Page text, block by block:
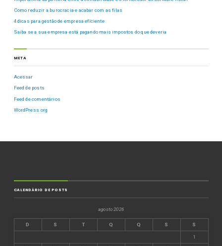
Como reduzir a burocracia e acabar com as filas
4 dicas para gestão de empresa eficiente
Saiba se a sua empresa está pagando mais impostos do que deveria
META
Acessar
Feed de posts
Feed de comentários
WordPress.org
CALENDÁRIO DE POSTS
agosto 2026
D S T Q Q S S
1